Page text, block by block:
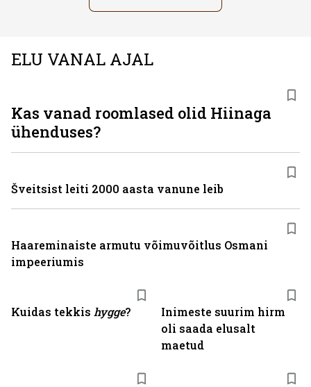
ELU VANAL AJAL
Kuidas tekkis hygge?
Inimeste suurim hirm
oli saada elusalt
maetud
Kas vanad roomlased olid Hiinaga
ühenduses?
Šveitsist leiti 2000 aasta vanune leib
Haareminaiste armutu võimuvõitlus Osmani
impeeriumis